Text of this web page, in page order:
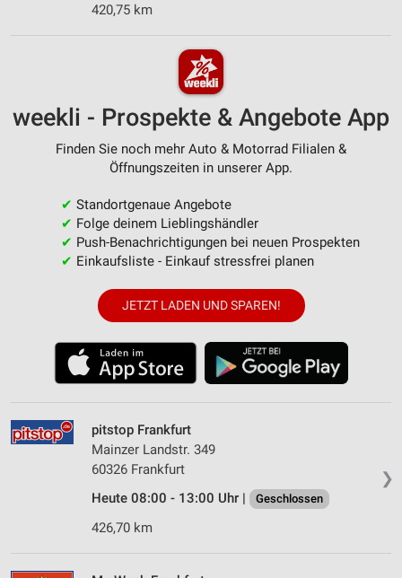
420,75 km
weekli - Prospekte & Angebote App
Finden Sie noch mehr Auto & Motorrad Filialen &
Öffnungszeiten in unserer App.
✔ Standortgenaue Angebote
✔ Folge deinem Lieblingshändler
✔ Push-Benachrichtigungen bei neuen Prospekten
✔ Einkaufsliste - Einkauf stressfrei planen
JETZT LADEN UND SPAREN!
❯
pitstop Frankfurt
Mainzer Landstr. 349
60326 Frankfurt
Heute 08:00 - 13:00 Uhr |
Geschlossen
426,70 km